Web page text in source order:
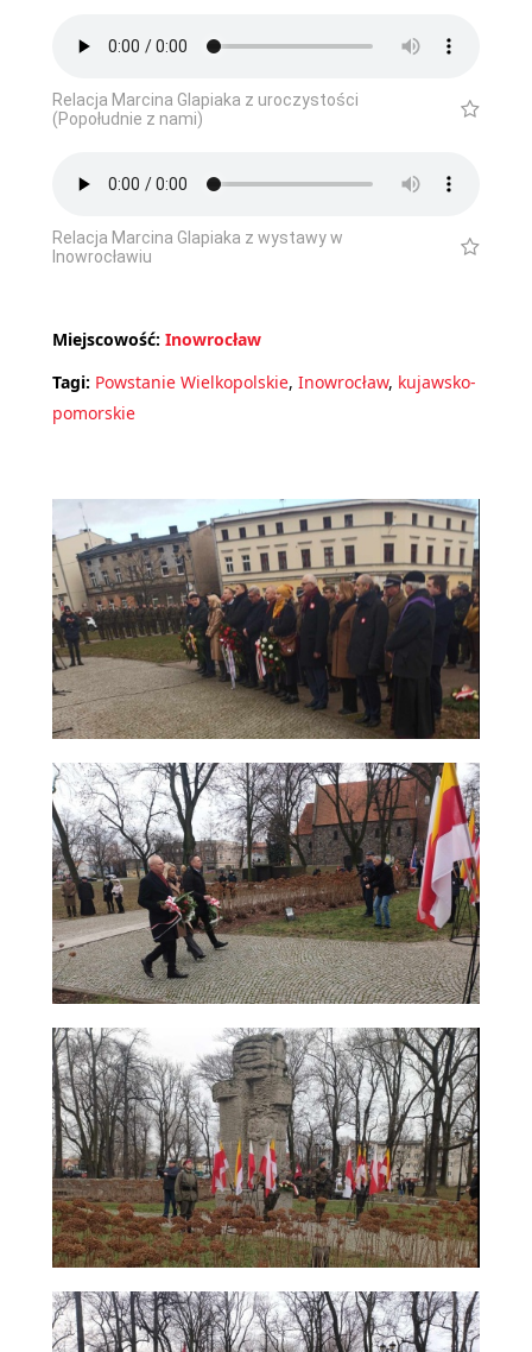
Relacja Marcina Glapiaka z uroczystości
(Popołudnie z nami)
Relacja Marcina Glapiaka z wystawy w
Inowrocławiu
Miejscowość: Inowrocław
Tagi: Powstanie Wielkopolskie, Inowrocław, kujawsko-
pomorskie